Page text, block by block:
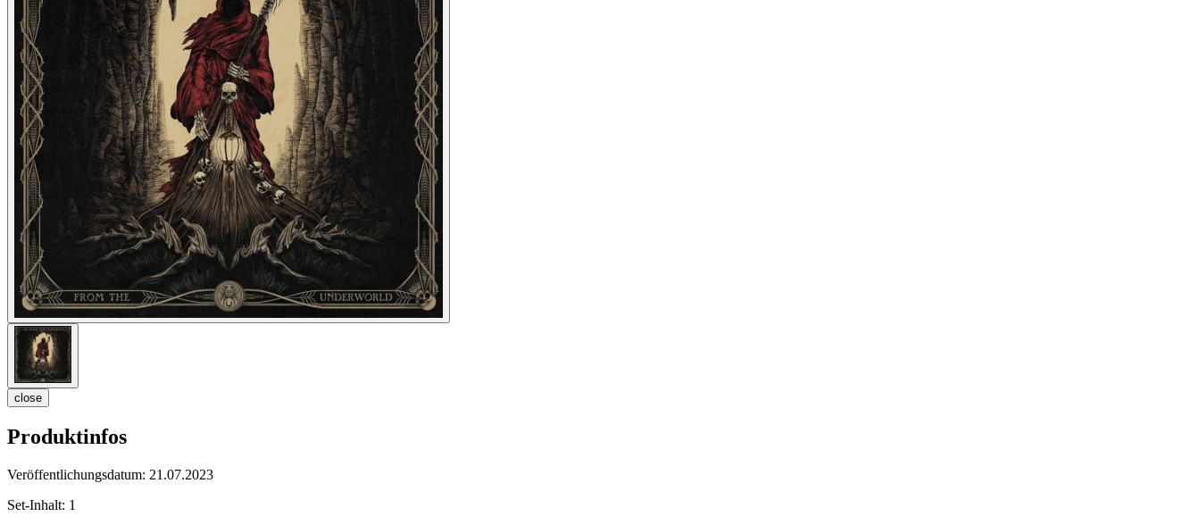
close
Produktinfos
Veröffentlichungsdatum: 21.07.2023
Set-Inhalt: 1